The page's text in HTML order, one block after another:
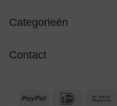
Categorieën
Contact
PayPal IDeal